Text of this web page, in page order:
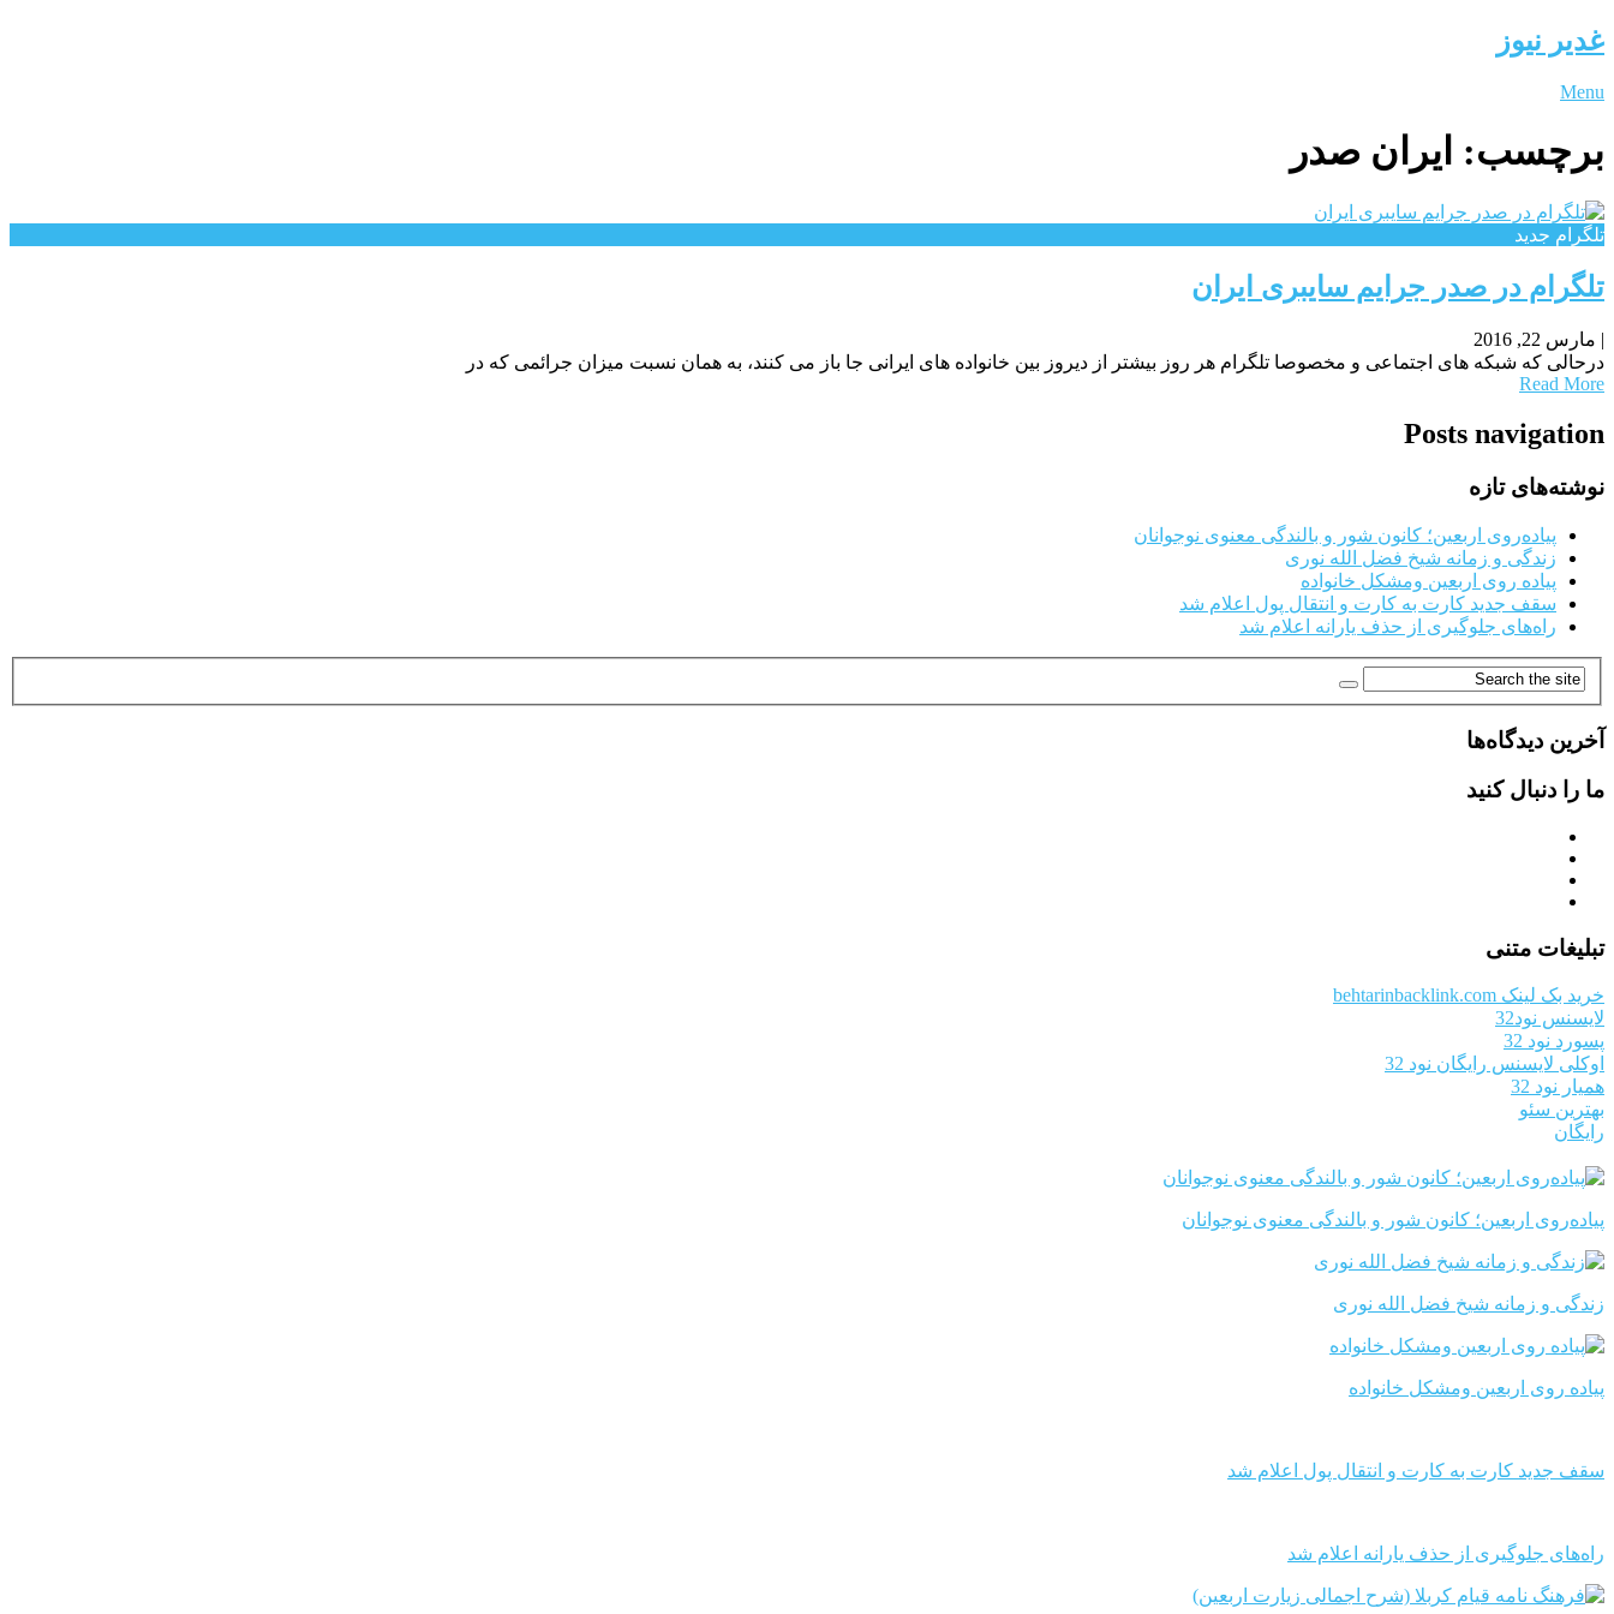
غدیر نیوز
Menu
برچسب: ایران صدر
تلگرام جدید
تلگرام در صدر جرایم سایبری ایران
| مارس 22, 2016
درحالی که شبکه های اجتماعی و مخصوصا تلگرام هر روز بیشتر از دیروز بین خانواده های ایرانی جا باز می کنند، به همان نسبت میزان جرائمی که در
Read More
Posts navigation
نوشته‌های تازه
پیاده‌روی اربعین؛ کانون شور و بالندگی معنوی نوجوانان
زندگی و زمانه شیخ فضل الله نوری
پیاده روی اربعین ومشکل خانواده
سقف جدید کارت به کارت و انتقال پول اعلام شد
راه‌های جلوگیری از حذف یارانه اعلام شد
آخرین دیدگاه‌ها
ما را دنبال کنید
تبلیغات متنی
خرید بک لینک behtarinbacklink.com
لایسنس نود32
پسورد نود 32
اوکلی لایسنس رایگان نود 32
همیار نود 32
بهترین سئو
رایگان
پیاده‌روی اربعین؛ کانون شور و بالندگی معنوی نوجوانان
زندگی و زمانه شیخ فضل الله نوری
پیاده روی اربعین ومشکل خانواده
سقف جدید کارت به کارت و انتقال پول اعلام شد
راه‌های جلوگیری از حذف یارانه اعلام شد